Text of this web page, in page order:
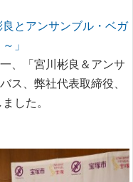
とアンサンブル・ベガ
」
、「宮川彬良＆アンサ
ス、弊社代表取締役、
した。